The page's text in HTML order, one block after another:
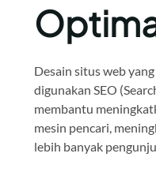
Desain situs web
digunakan SEO
membantu
mesin pencari,
lebih banyak